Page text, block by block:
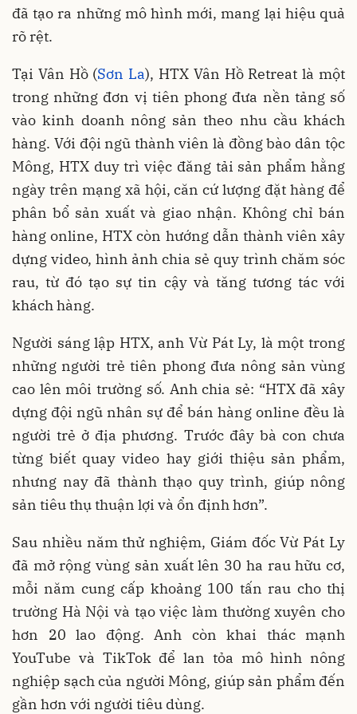
đã tạo ra những mô hình mới, mang lại hiệu quả
rõ rệt.
Tại Vân Hồ (Sơn La), HTX Vân Hồ Retreat là một
trong những đơn vị tiên phong đưa nền tảng số
vào kinh doanh nông sản theo nhu cầu khách
hàng. Với đội ngũ thành viên là đồng bào dân tộc
Mông, HTX duy trì việc đăng tải sản phẩm hằng
ngày trên mạng xã hội, căn cứ lượng đặt hàng để
phân bổ sản xuất và giao nhận. Không chỉ bán
hàng online, HTX còn hướng dẫn thành viên xây
dựng video, hình ảnh chia sẻ quy trình chăm sóc
rau, từ đó tạo sự tin cậy và tăng tương tác với
khách hàng.
Người sáng lập HTX, anh Vừ Pát Ly, là một trong
những người trẻ tiên phong đưa nông sản vùng
cao lên môi trường số. Anh chia sẻ: “HTX đã xây
dựng đội ngũ nhân sự để bán hàng online đều là
người trẻ ở địa phương. Trước đây bà con chưa
từng biết quay video hay giới thiệu sản phẩm,
nhưng nay đã thành thạo quy trình, giúp nông
sản tiêu thụ thuận lợi và ổn định hơn”.
Sau nhiều năm thử nghiệm, Giám đốc Vừ Pát Ly
đã mở rộng vùng sản xuất lên 30 ha rau hữu cơ,
mỗi năm cung cấp khoảng 100 tấn rau cho thị
trường Hà Nội và tạo việc làm thường xuyên cho
hơn 20 lao động. Anh còn khai thác mạnh
YouTube và TikTok để lan tỏa mô hình nông
nghiệp sạch của người Mông, giúp sản phẩm đến
gần hơn với người tiêu dùng.